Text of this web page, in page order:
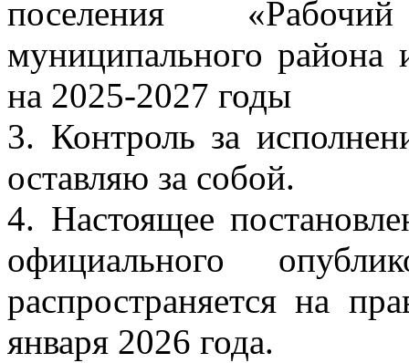
поселения
муниципального района
на 2025-2027 годы
3. Контроль за
оставляю за собой.
4. Настоящее
официального
распространяется на
января 2026 года.